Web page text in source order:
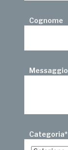
Cognome
Messaggio
Categoria*